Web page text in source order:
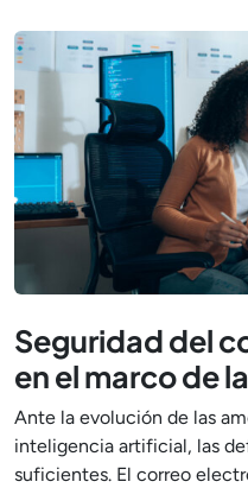
Seguridad del
en el marco de
Ante la evolución de las
inteligencia artificial, las
suficientes. El correo